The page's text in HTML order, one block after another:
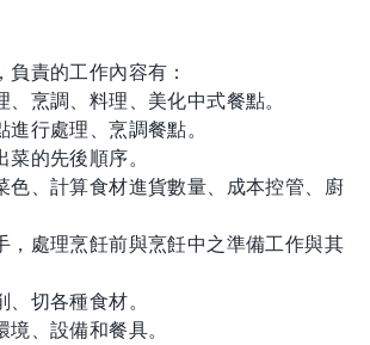
責的工作內容有：
、烹調、料理、美化中式餐點。
進行處理、烹調餐點。
菜的先後順序。
色、計算食材進貨數量、成本控管、廚
，處理烹飪前與烹飪中之準備工作與其
、切各種食材。
境、設備和餐具。